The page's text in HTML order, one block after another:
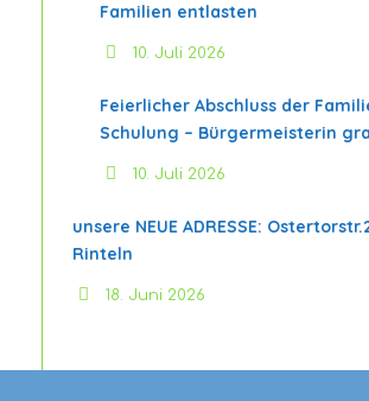
Familien entlasten
10. Juli 2026
Feierlicher Abschluss der
Schulung – Bürgermeisterin
10. Juli 2026
unsere NEUE ADRESSE:
Rinteln
18. Juni 2026